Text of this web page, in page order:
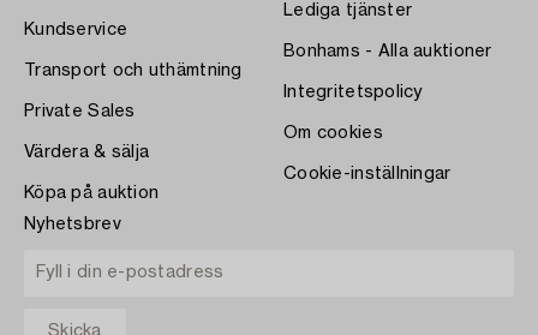
Kundservice
Transport och uthämtning
Private Sales
Värdera & sälja
Köpa på auktion
Lediga tjänster
Bonhams - Alla auktioner
Integritetspolicy
Om cookies
Cookie-inställningar
Nyhetsbrev